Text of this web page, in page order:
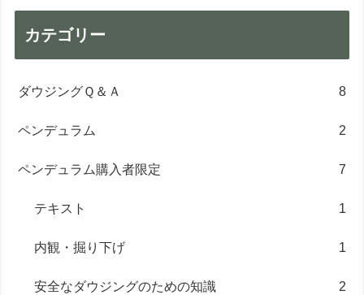
カテゴリー
ダウジングＱ＆Ａ 8
ペンデュラム 2
ペンデュラム購入者限定 7
テキスト 1
内観・掘り下げ 1
安全なダウジングのための知識 2